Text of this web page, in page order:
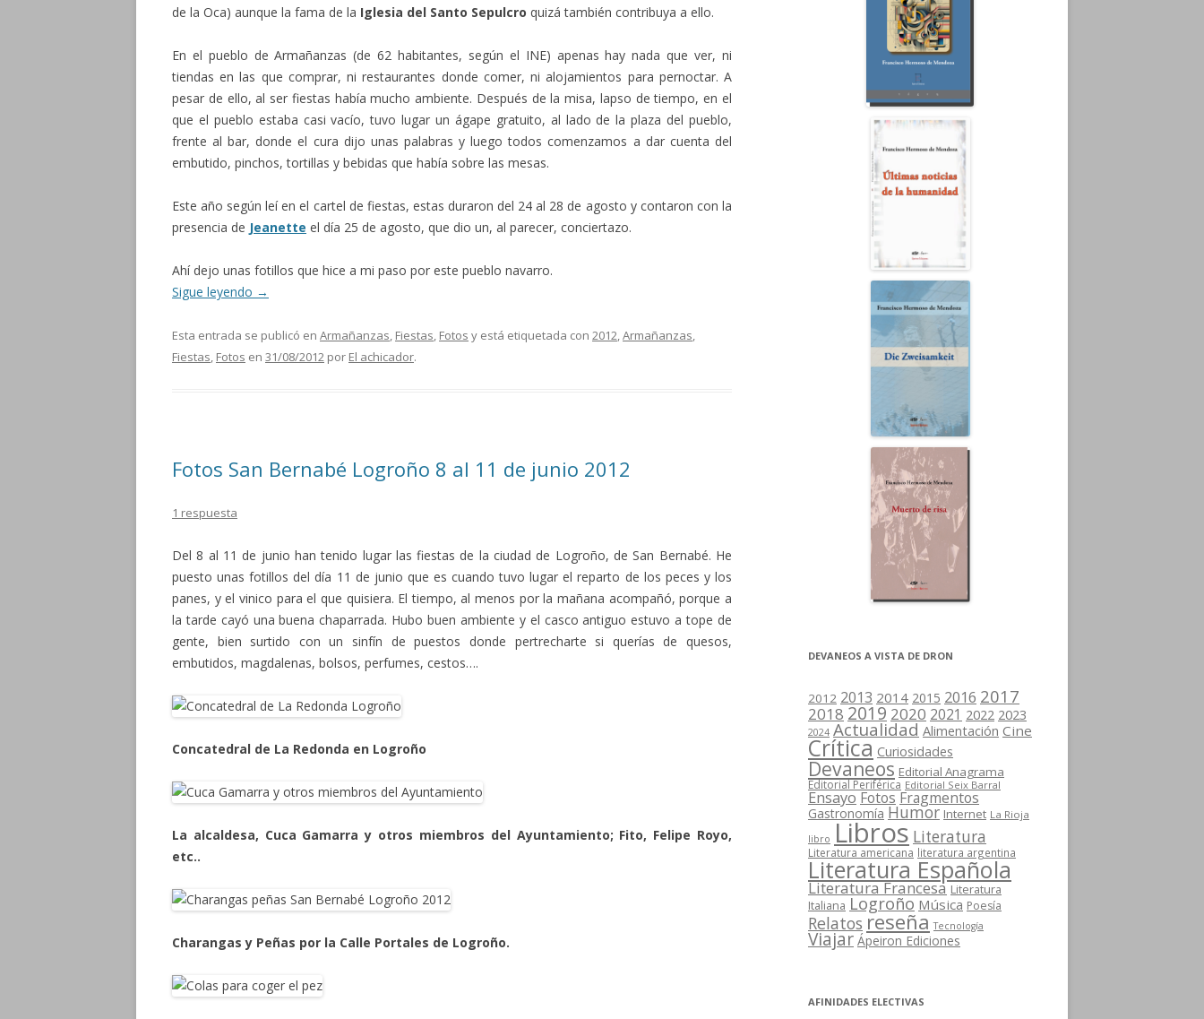
de la Oca) aunque la fama de la Iglesia del Santo Sepulcro quizá también contribuya a ello.
En el pueblo de Armañanzas (de 62 habitantes, según el INE) apenas hay nada que ver, ni
tiendas en las que comprar, ni restaurantes donde comer, ni alojamientos para pernoctar. A
pesar de ello, al ser fiestas había mucho ambiente. Después de la misa, lapso de tiempo, en el
que el pueblo estaba casi vacío, tuvo lugar un ágape gratuito, al lado de la plaza del pueblo,
frente al bar, donde el cura dijo unas palabras y luego todos comenzamos a dar cuenta del
embutido, pinchos, tortillas y bebidas que había sobre las mesas.
Este año según leí en el cartel de fiestas, estas duraron del 24 al 28 de agosto y contaron con la
presencia de Jeanette el día 25 de agosto, que dio un, al parecer, conciertazo.
Ahí dejo unas fotillos que hice a mi paso por este pueblo navarro.
Sigue leyendo →
Esta entrada se publicó en Armañanzas, Fiestas, Fotos y está etiquetada con 2012,Armañanzas,
Fiestas, Fotos en 31/08/2012 por El achicador.
Fotos San Bernabé Logroño 8 al 11 de junio 2012
1 respuesta
Del 8 al 11 de junio han tenido lugar las fiestas de la ciudad de Logroño, de San Bernabé. He
puesto unas fotillos del día 11 de junio que es cuando tuvo lugar el reparto de los peces y los
panes, y el vinico para el que quisiera. El tiempo, al menos por la mañana acompañó, porque a
la tarde cayó una buena chaparrada. Hubo buen ambiente y el casco antiguo estuvo a tope de
gente, bien surtido con un sinfín de puestos donde pertrecharte si querías de quesos,
embutidos, magdalenas, bolsos, perfumes, cestos….
Concatedral de La Redonda en Logroño
La alcaldesa, Cuca Gamarra y otros miembros del Ayuntamiento; Fito, Felipe Royo,
etc..
Charangas y Peñas por la Calle Portales de Logroño.
DEVANEOS A VISTA DE DRON
2012 2013 2014 2015 2016 2017
2018 2019 2020 2021 2022 2023
2024 Actualidad Alimentación Cine
Crítica Curiosidades
Devaneos Editorial Anagrama
Editorial Periférica Editorial Seix Barral
Ensayo Fotos Fragmentos
Gastronomía Humor Internet La Rioja
libro Libros Literatura
Literatura americana literatura argentina
Literatura Española
Literatura Francesa Literatura
Italiana Logroño Música Poesía
Relatos reseña Tecnología
Viajar Ápeiron Ediciones
AFINIDADES ELECTIVAS